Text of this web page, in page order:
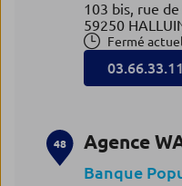
103 bis, rue
59250
Fermé
48 Agence
Banque